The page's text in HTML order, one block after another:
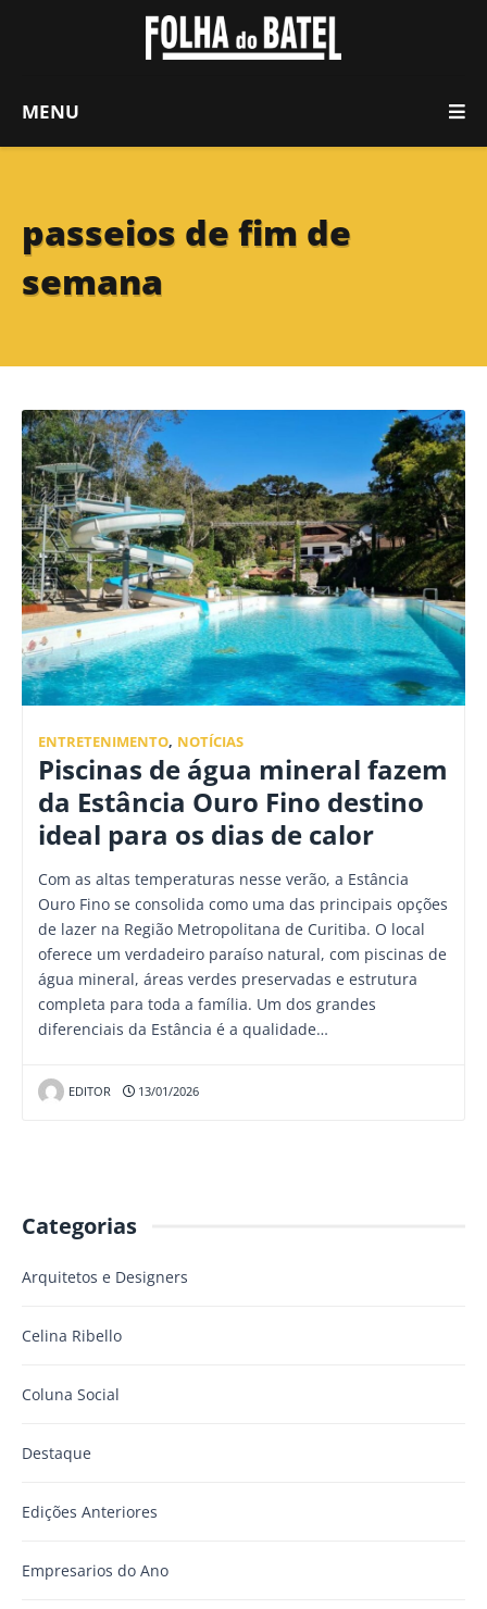
MENU
passeios de fim de
semana
ENTRETENIMENTO, NOTÍCIAS
Piscinas de água mineral fazem
da Estância Ouro Fino destino
ideal para os dias de calor
Com as altas temperaturas nesse verão, a Estância
Ouro Fino se consolida como uma das principais opções
de lazer na Região Metropolitana de Curitiba. O local
oferece um verdadeiro paraíso natural, com piscinas de
água mineral, áreas verdes preservadas e estrutura
completa para toda a família. Um dos grandes
diferenciais da Estância é a qualidade…
EDITOR 13/01/2026
Categorias
Arquitetos e Designers
Celina Ribello
Coluna Social
Destaque
Edições Anteriores
Empresarios do Ano